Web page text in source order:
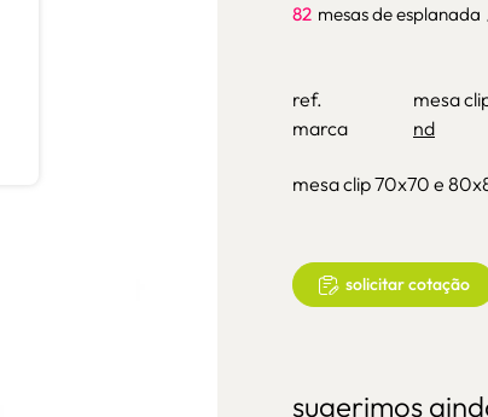
82 mesas de esplanada
ref.
mesa
marca
nd
mesa clip 70x70 e
solicitar cotação
sugerimos